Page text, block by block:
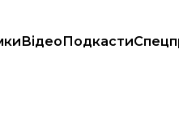
ВідеоПодкасти
– «Азов»